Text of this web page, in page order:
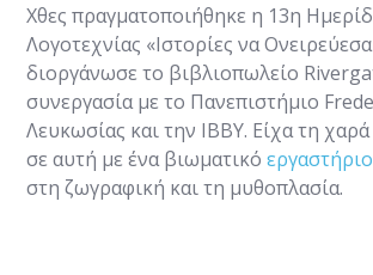
Χθες πραγματοποιήθηκε η 13η
Λογοτεχνίας «Ιστορίες να
διοργάνωσε το βιβλιοπωλείο
συνεργασία με το Πανεπιστήμιο
Λευκωσίας και την IBBY. Είχα τη
σε αυτή με ένα βιωματικόεργαστήριο
στη ζωγραφική και τη μυθοπλασία.